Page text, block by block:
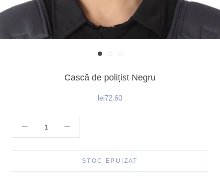
Cască de polițist Negru
lei72.60
STOC EPUIZAT